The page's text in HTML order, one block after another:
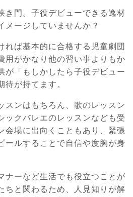
き門。子役デビューできる逸材
メージしていませんか？
れば基本的に合格する児童劇団
用がかなり他の習い事よりもか
が「もしかしたら子役デビュー
待が持てます。
スンはもちろん、歌のレッスン
ックバレエのレッスンなども受
会場に出向くこともあり、緊張
ールすることで自信や度胸が身
ナーなど生活でも役立つことが
ちと関わるため、人見知りが解